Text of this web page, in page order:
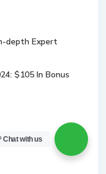
depth Expert
$105 In Bonus
Chat with us